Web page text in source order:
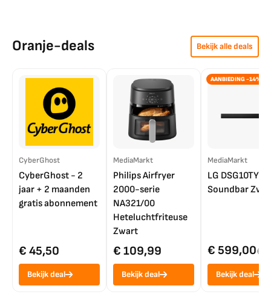
Oranje-deals Bekijk alle deals
CyberGhost
CyberGhost - 2
jaar + 2 maanden
gratis abonnement
€ 45,50
Bekijk deal
MediaMarkt
Philips Airfryer
2000-serie
NA321/00
Heteluchtfriteuse
Zwart
€ 109,99
Bekijk deal
AANBIEDING -14%
MediaMarkt
LG DSG10TY
Soundbar
€ 599,00€
Bekijk deal